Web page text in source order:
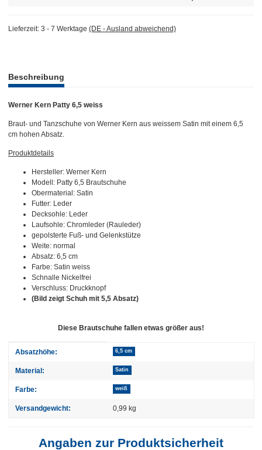
Lieferzeit: 3 - 7 Werktage (DE - Ausland abweichend)
Beschreibung
Werner Kern Patty 6,5 weiss
Braut- und Tanzschuhe von Werner Kern aus weissem Satin mit einem 6,5
cm hohen Absatz.
Produktdetails
Hersteller: Werner Kern
Modell: Patty 6,5 Brautschuhe
Obermaterial: Satin
Futter: Leder
Decksohle: Leder
Laufsohle: Chromleder (Rauleder)
gepolsterte Fuß- und Gelenkstütze
Weite: normal
Absatz: 6,5 cm
Farbe: Satin weiss
Schnalle Nickelfrei
Verschluss: Druckknopf
(Bild zeigt Schuh mit 5,5 Absatz)
Diese Brautschuhe fallen etwas größer aus!
Produkteigenschaft
Wert
Absatzhöhe: 6,5 cm
Material: Satin
Farbe: weiß
Versandgewicht: 0,99 kg
Angaben zur Produktsicherheit